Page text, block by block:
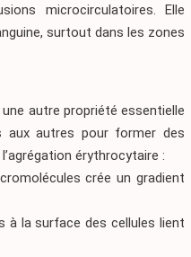
microcirculatoires. Elle
surtout dans les zones
autre propriété essentielle
aux autres pour former des
érythrocytaire :
crée un gradient
à la surface des cellules lient